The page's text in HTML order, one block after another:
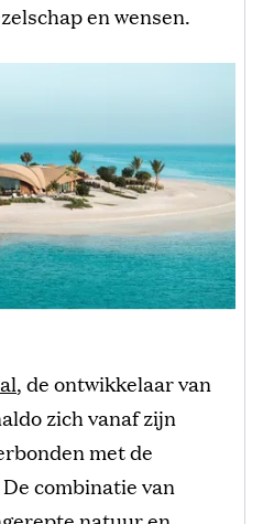
en wensen.
, de ontwikkelaar van
zich vanaf zijn
met de
combinatie van